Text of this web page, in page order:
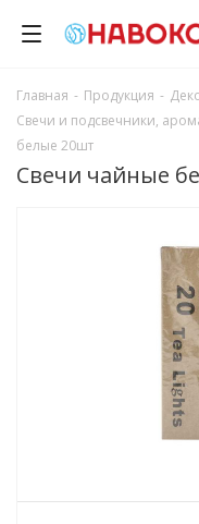
Главная - Продукция -
Свечи и подсвечники,
белые 20шт
Свечи чайные